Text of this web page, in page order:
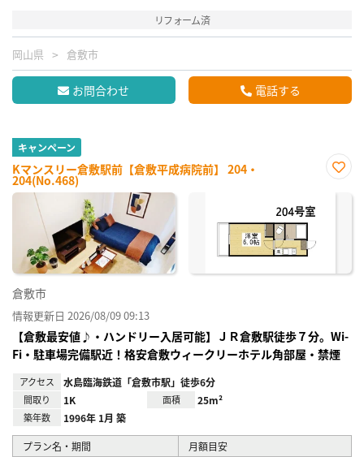
リフォーム済
岡山県 倉敷市
お問合わせ 電話する
キャンペーン
Kマンスリー倉敷駅前【倉敷平成病院前】 204・
204(No.468)
に入
倉敷市
情報更新日 2026/08/09 09:13
【倉敷最安値♪・ハンドリー入居可能】ＪＲ倉敷駅徒歩７分。Wi-
Fi・駐車場完備駅近！格安倉敷ウィークリーホテル角部屋・禁煙
アクセス 水島臨海鉄道「倉敷市駅」徒歩6分
間取り 1K 面積 25m²
築年数 1996年 1月 築
プラン名・期間 月額目安